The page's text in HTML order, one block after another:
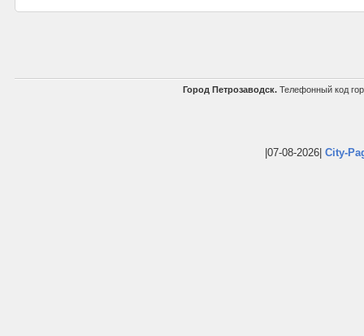
Город Петрозаводск. Телефонный код
|07-08-2026| City-